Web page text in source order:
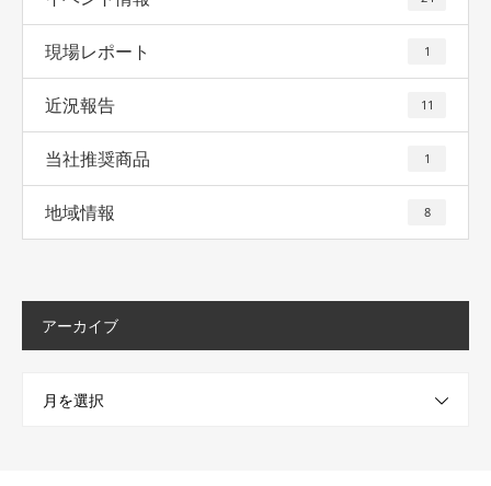
現場レポート 1
近況報告 11
当社推奨商品 1
地域情報 8
アーカイブ
月を選択